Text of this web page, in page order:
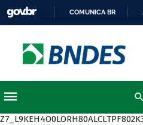
COMUNICA BR